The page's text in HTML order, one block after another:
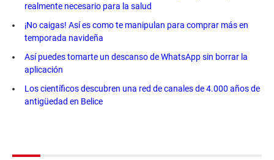
realmente necesario para la salud
¡No caigas! Así es como te manipulan para comprar más en
temporada navideña
Así puedes tomarte un descanso de WhatsApp sin borrar la
aplicación
Los científicos descubren una red de canales de 4.000 años de
antigüedad en Belice